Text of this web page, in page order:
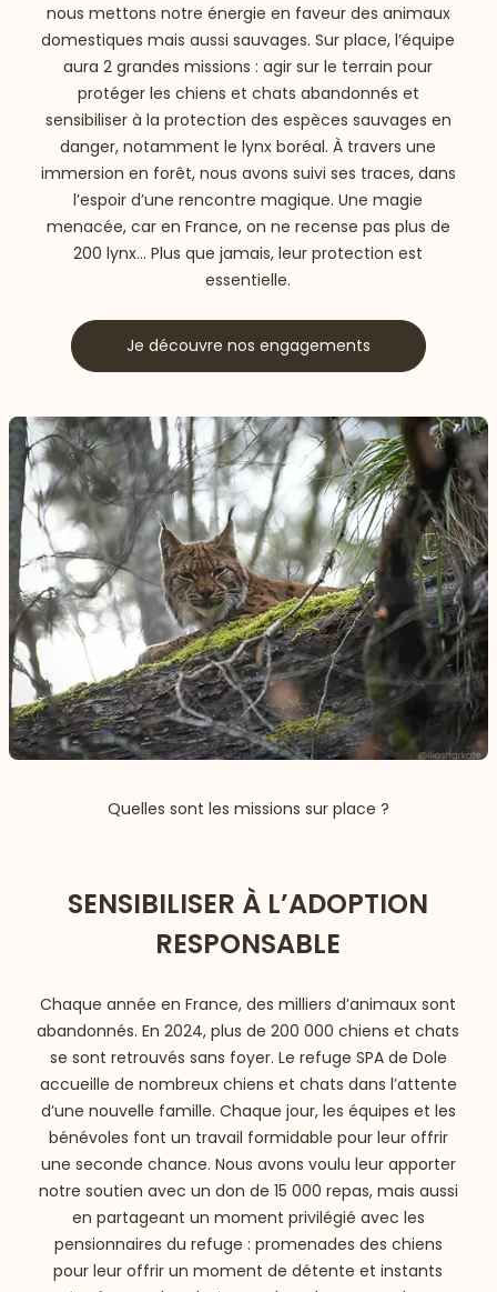
vers le bas
nous mettons notre énergie en faveur des animaux
domestiques mais aussi sauvages. Sur place, l’équipe
aura 2 grandes missions : agir sur le terrain pour
protéger les chiens et chats abandonnés et
sensibiliser à la protection des espèces sauvages en
danger, notamment le lynx boréal. À travers une
immersion en forêt, nous avons suivi ses traces, dans
l’espoir d’une rencontre magique. Une magie
menacée, car en France, on ne recense pas plus de
200 lynx… Plus que jamais, leur protection est
essentielle.
Je découvre nos engagements
Quelles sont les missions sur place ?
SENSIBILISER À L’ADOPTION
RESPONSABLE
Chaque année en France, des milliers d’animaux sont
abandonnés. En 2024, plus de 200 000 chiens et chats
se sont retrouvés sans foyer. Le refuge SPA de Dole
accueille de nombreux chiens et chats dans l’attente
d’une nouvelle famille. Chaque jour, les équipes et les
bénévoles font un travail formidable pour leur offrir
une seconde chance. Nous avons voulu leur apporter
notre soutien avec un don de 15 000 repas, mais aussi
en partageant un moment privilégié avec les
pensionnaires du refuge : promenades des chiens
pour leur offrir un moment de détente et instants